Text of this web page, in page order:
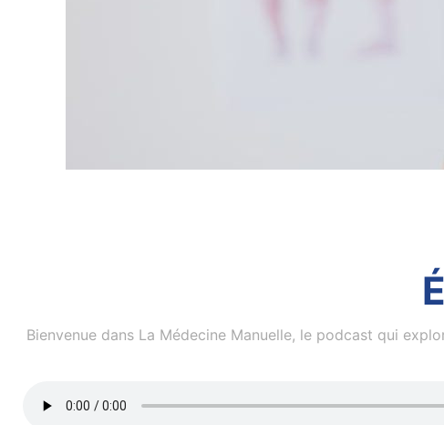
Bienvenue dans La Médecine Manuelle, le podcast qui